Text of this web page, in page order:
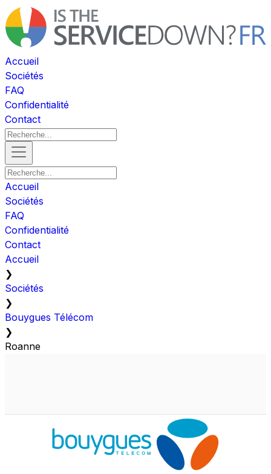
Accueil
Sociétés
FAQ
Confidentialité
Contact
Accueil
Sociétés
FAQ
Confidentialité
Contact
Accueil
❯
Sociétés
❯
Bouygues Télécom
❯
Roanne